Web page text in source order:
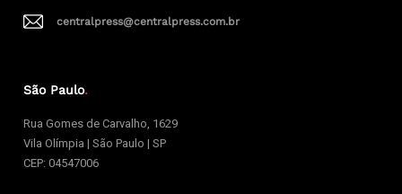
centralpress@centralpress.com.br
São Paulo.
Rua Gomes de Carvalho, 1629
Vila Olímpia | São Paulo | SP
CEP: 04547006